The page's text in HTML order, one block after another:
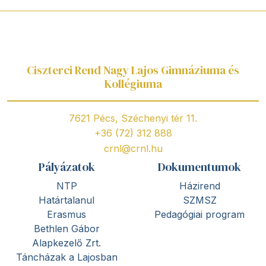
Ciszterci Rend Nagy Lajos Gimnáziuma és
Kollégiuma
7621 Pécs, Széchenyi tér 11.
+36 (72) 312 888
crnl@crnl.hu
Pályázatok
NTP
Határtalanul
Erasmus
Bethlen Gábor
Alapkezelő Zrt.
Táncházak a Lajosban
Dokumentumok
Házirend
SZMSZ
Pedagógiai program